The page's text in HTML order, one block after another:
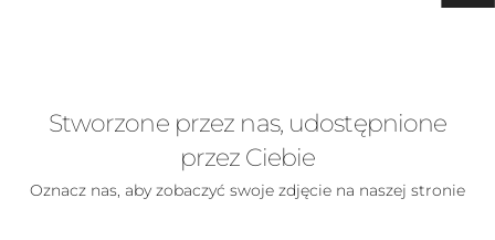
Stworzone przez nas, udostępnione
przez Ciebie
Oznacz nas, aby zobaczyć swoje zdjęcie na naszej stronie